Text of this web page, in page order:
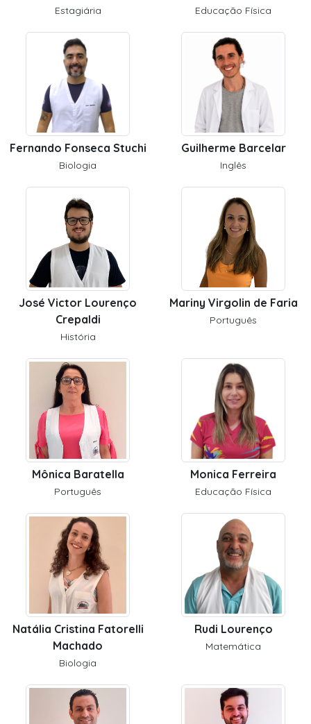
Estagiária Educação Física
Fernando Fonseca Stuchi
Biologia
Guilherme Barcelar
Inglês
José Victor Lourenço
Crepaldi
História
Mariny Virgolin de Faria
Português
Mônica Baratella
Português
Monica Ferreira
Educação Física
Natália Cristina Fatorelli
Machado
Biologia
Rudi Lourenço
Matemática